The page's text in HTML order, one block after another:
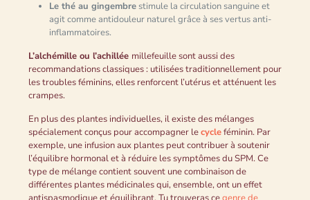
Le thé au gingembrestimule la circulation sanguine et
agit comme antidouleur naturel grâce à ses vertus anti-
inflammatoires.
L’alchémille ou l’achillée millefeuille sont aussi des
recommandations classiques : utilisées traditionnellement pour
les troubles féminins, elles renforcent l’utérus et atténuent les
crampes.
En plus des plantes individuelles, il existe des mélanges
spécialement conçus pour accompagner lecycleféminin. Par
exemple, une infusion aux plantes peut contribuer à soutenir
l’équilibre hormonal et à réduire les symptômes du SPM. Ce
type de mélange contient souvent une combinaison de
différentes plantes médicinales qui, ensemble, ont un effet